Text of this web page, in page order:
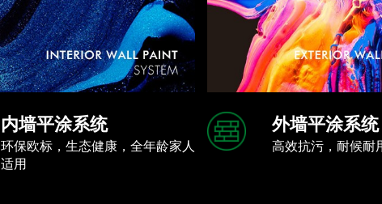
内墙平涂系统
环保欧标，生态健康，全年龄家人
适用
外墙平涂系统
高效抗污，耐候耐